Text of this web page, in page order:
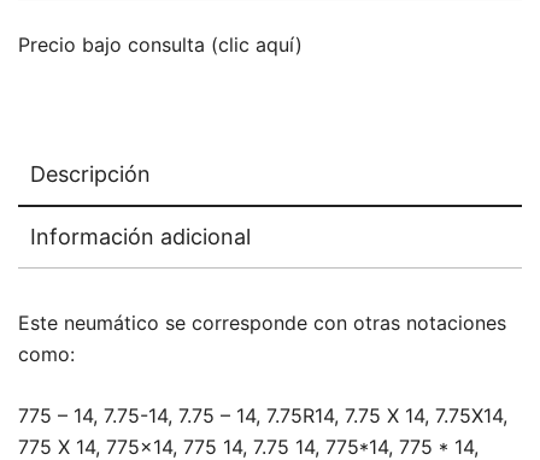
Precio bajo consulta (clic aquí)
Descripción
Información adicional
Este neumático se corresponde con otras notaciones
como:
775 – 14, 7.75-14, 7.75 – 14, 7.75R14, 7.75 X 14, 7.75X14,
775 X 14, 775×14, 775 14, 7.75 14, 775*14, 775 * 14,